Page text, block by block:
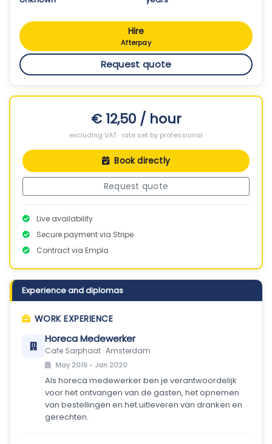
Hire
Afterpay
Request quote
€ 12,50 / hour
excluding VAT · rate set by professional
Book directly
Request quote
Live availability
Secure payment via Stripe
Contract via Empla
Experience and diplomas
WORK EXPERIENCE
Horeca Medewerker
Cafe Sarphaat · Amsterdam
May 2019 - Jan 2020
Als horeca medewerker ben je verantwoordelijk
voor het ontvangen van de gasten, het opnemen
van bestellingen en het uitleveren van dranken en
gerechten.